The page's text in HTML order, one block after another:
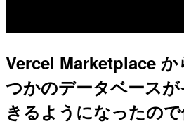
Vercel Marketplace か
つかのデータベース
きるようになったの